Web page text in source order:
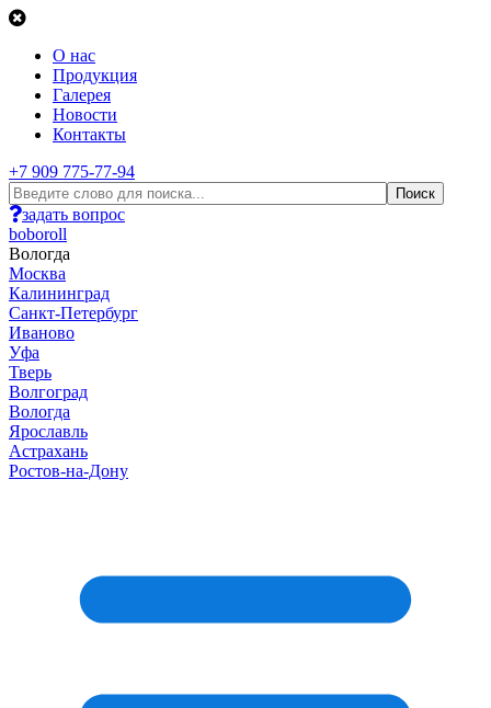
О нас
Продукция
Галерея
Новости
Контакты
+7 909 775-77-94
задать вопрос
boboroll
Вологда
Москва
Калининград
Санкт-Петербург
Иваново
Уфа
Тверь
Волгоград
Вологда
Ярославль
Астрахань
Ростов-на-Дону